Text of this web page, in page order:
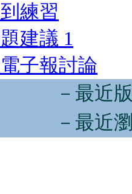
練習
建議 1
子報討論
－最近
－最近